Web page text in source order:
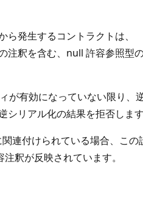
ら発生するコントラクトは、
注釈を含む、null 許容参照型
が有効になっていない限り、
シリアル化の結果を拒否します
連付けられている場合、この
釈が反映されています。